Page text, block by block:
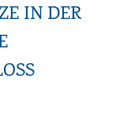
IN DER